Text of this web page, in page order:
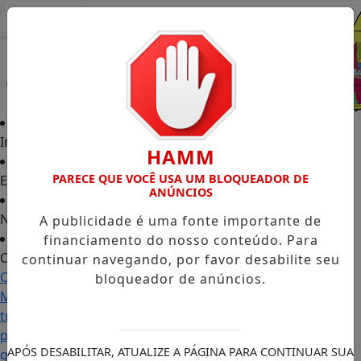
Início
Edições
Notícias
Contato
Carol
Monteiro:
trajetória
política
ganha
HAMM
PARECE QUE VOCÊ USA UM BLOQUEADOR DE
ANÚNCIOS
A publicidade é uma fonte importante de
financiamento do nosso conteúdo. Para
continuar navegando, por favor desabilite seu
bloqueador de anúncios.
APÓS DESABILITAR, ATUALIZE A PÁGINA PARA CONTINUAR SUA